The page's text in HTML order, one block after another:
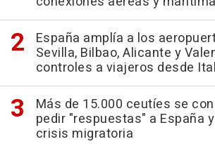
España amplía a los
Sevilla, Bilbao, Alicante y
controles a viajeros desde
Más de 15.000 ceutíes se
pedir "respuestas" a España
crisis migratoria